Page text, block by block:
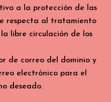
a la protección de las
respecta al tratamiento
libre circulación de los
de correo del dominio y
electrónico para el
deseado.